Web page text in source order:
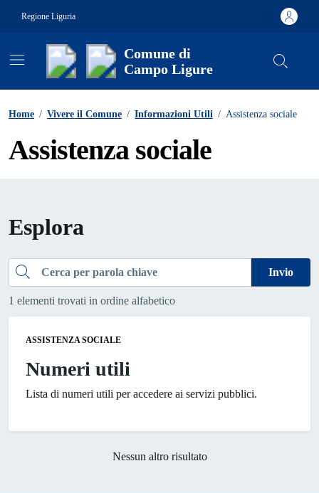
Regione Liguria
Comune di
Campo Ligure
Home / Vivere il Comune / Informazioni Utili / Assistenza sociale
Assistenza sociale
Esplora
Cerca Invio
1 elementi trovati in ordine alfabetico
ASSISTENZA SOCIALE
Numeri utili
Lista di numeri utili per accedere ai servizi pubblici.
Nessun altro risultato